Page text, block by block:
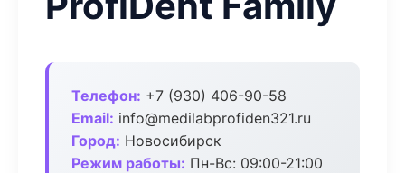
Телефон: +7 (930) 406-90-58
Email: info@medilabprofiden321.ru
Город: Новосибирск
Режим работы: Пн-Вс: 09:00-21:00